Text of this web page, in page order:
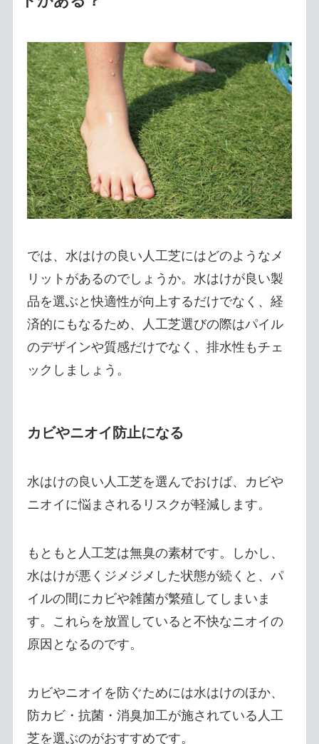
では、水はけの良い人工芝にはどのようなメ
リットがあるのでしょうか。水はけが良い製
品を選ぶと快適性が向上するだけでなく、経
済的にもなるため、人工芝選びの際はパイル
のデザインや質感だけでなく、排水性もチェ
ックしましょう。
カビやニオイ防止になる
水はけの良い人工芝を選んでおけば、カビや
ニオイに悩まされるリスクが軽減します。
もともと人工芝は無臭の素材です。しかし、
水はけが悪くジメジメした状態が続くと、パ
イルの間にカビや雑菌が繁殖してしまいま
す。これらを放置していると不快なニオイの
原因となるのです。
カビやニオイを防ぐためには水はけのほか、
防カビ・抗菌・消臭加工が施されている人工
芝を選ぶのがおすすめです。